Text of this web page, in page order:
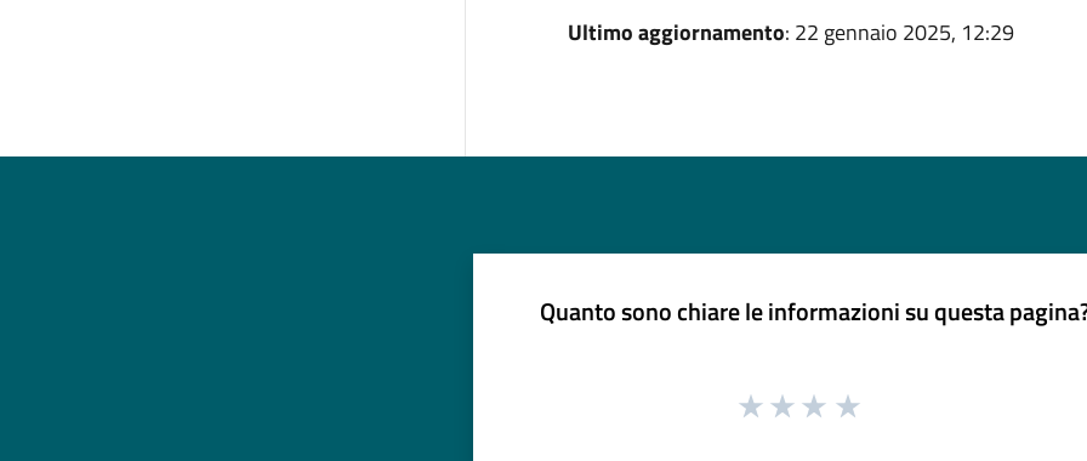
Ultimo aggiornamento: 22 gennaio 2025, 12:29
Quanto sono chiare le informazioni su questa